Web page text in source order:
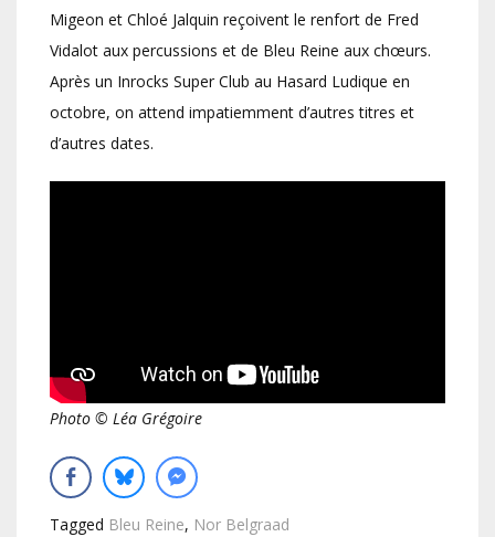
Migeon et Chloé Jalquin reçoivent le renfort de Fred
Vidalot aux percussions et de Bleu Reine aux chœurs.
Après un Inrocks Super Club au Hasard Ludique en
octobre, on attend impatiemment d’autres titres et
d’autres dates.
Photo © Léa Grégoire
Tagged Bleu Reine, Nor Belgraad